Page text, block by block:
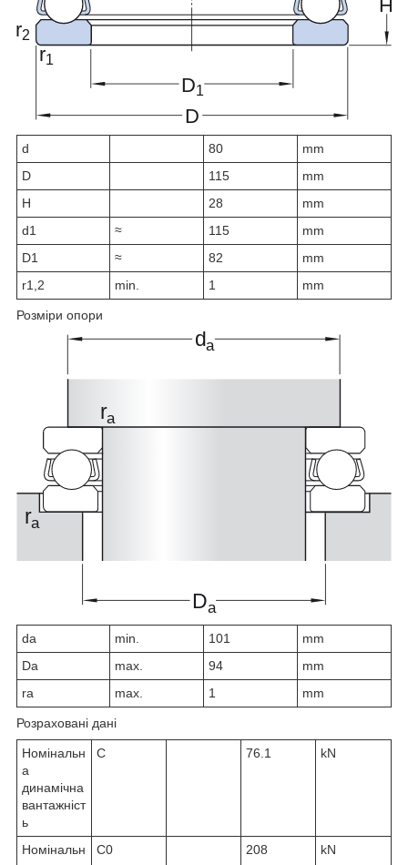
d 80
mm
D
115
mm
H
28
mm
d1 ≈ 115
mm
D1 ≈ 82
mm
r1,2 min. 1 mm
Розміри опори
da min. 101
mm
Da max. 94
mm
ra max. 1 mm
Розраховані дані
Номінальн
а
динамічна
вантажніст
ь
C 76.1 kN
Номінальн
C0 208 kN